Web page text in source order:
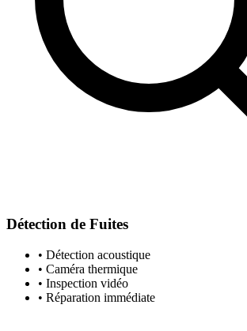
Détection de Fuites
• Détection acoustique
• Caméra thermique
• Inspection vidéo
• Réparation immédiate